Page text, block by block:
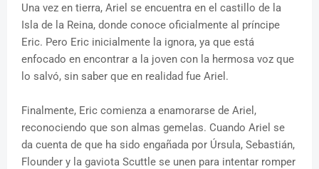
Una vez en tierra, Ariel se encuentra en el castillo de la
Isla de la Reina, donde conoce oficialmente al príncipe
Eric. Pero Eric inicialmente la ignora, ya que está
enfocado en encontrar a la joven con la hermosa voz que
lo salvó, sin saber que en realidad fue Ariel.
Finalmente, Eric comienza a enamorarse de Ariel,
reconociendo que son almas gemelas. Cuando Ariel se
da cuenta de que ha sido engañada por Úrsula, Sebastián,
Flounder y la gaviota Scuttle se unen para intentar romper